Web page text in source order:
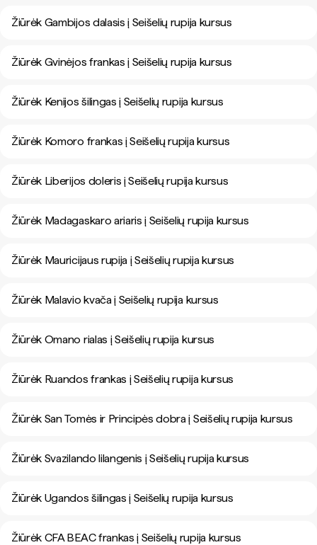
Žiūrėk Gambijos dalasis į Seišelių rupija kursus
Žiūrėk Gvinėjos frankas į Seišelių rupija kursus
Žiūrėk Kenijos šilingas į Seišelių rupija kursus
Žiūrėk Komoro frankas į Seišelių rupija kursus
Žiūrėk Liberijos doleris į Seišelių rupija kursus
Žiūrėk Madagaskaro ariaris į Seišelių rupija kursus
Žiūrėk Mauricijaus rupija į Seišelių rupija kursus
Žiūrėk Malavio kvača į Seišelių rupija kursus
Žiūrėk Omano rialas į Seišelių rupija kursus
Žiūrėk Ruandos frankas į Seišelių rupija kursus
Žiūrėk San Tomės ir Principės dobra į Seišelių rupija kursus
Žiūrėk Svazilando lilangenis į Seišelių rupija kursus
Žiūrėk Ugandos šilingas į Seišelių rupija kursus
Žiūrėk CFA BEAC frankas į Seišelių rupija kursus